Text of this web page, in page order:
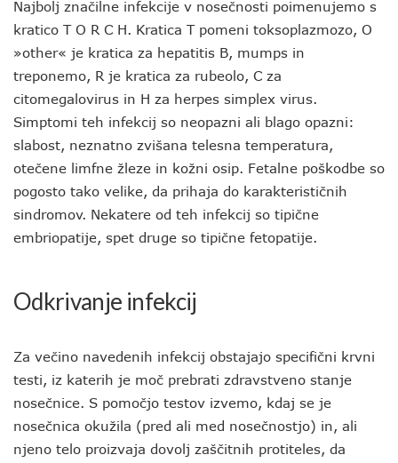
Najbolj značilne infekcije v nosečnosti poimenujemo s
kratico T O R C H. Kratica T pomeni toksoplazmozo, O
»other« je kratica za hepatitis B, mumps in
treponemo, R je kratica za rubeolo, C za
citomegalovirus in H za herpes simplex virus.
Simptomi teh infekcij so neopazni ali blago opazni:
slabost, neznatno zvišana telesna temperatura,
otečene limfne žleze in kožni osip. Fetalne poškodbe so
pogosto tako velike, da prihaja do karakterističnih
sindromov. Nekatere od teh infekcij so tipične
embriopatije, spet druge so tipične fetopatije.
Odkrivanje infekcij
Za večino navedenih infekcij obstajajo specifični krvni
testi, iz katerih je moč prebrati zdravstveno stanje
nosečnice. S pomočjo testov izvemo, kdaj se je
nosečnica okužila (pred ali med nosečnostjo) in, ali
njeno telo proizvaja dovolj zaščitnih protiteles, da